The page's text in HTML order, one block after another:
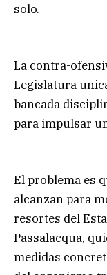
solo.
La contra-
Legislatura
bancada
para impulsar
El problema es
alcanzan para
resortes del
Passalacqua,
medidas